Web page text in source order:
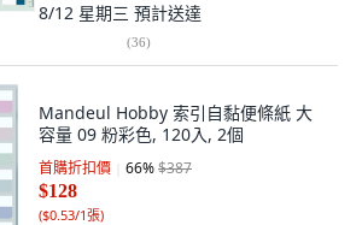
8/12 星期三 預計送達
(36)
Mandeul Hobby 索引自黏便條紙 大
容量 09 粉彩色, 120入, 2個
首購折扣價 66%$387
$128
($0.53/1張)